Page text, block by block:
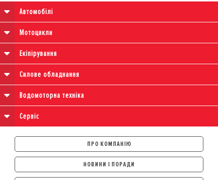
Автомобілі
Мотоцикли
Екіпірування
Силове обладнання
Водомоторна техніка
Сервіс
ПРО КОМПАНІЮ
НОВИНИ І ПОРАДИ